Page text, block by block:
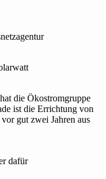
die Ökostromgruppe
ist die Errichtung von
gut zwei Jahren aus
dafür